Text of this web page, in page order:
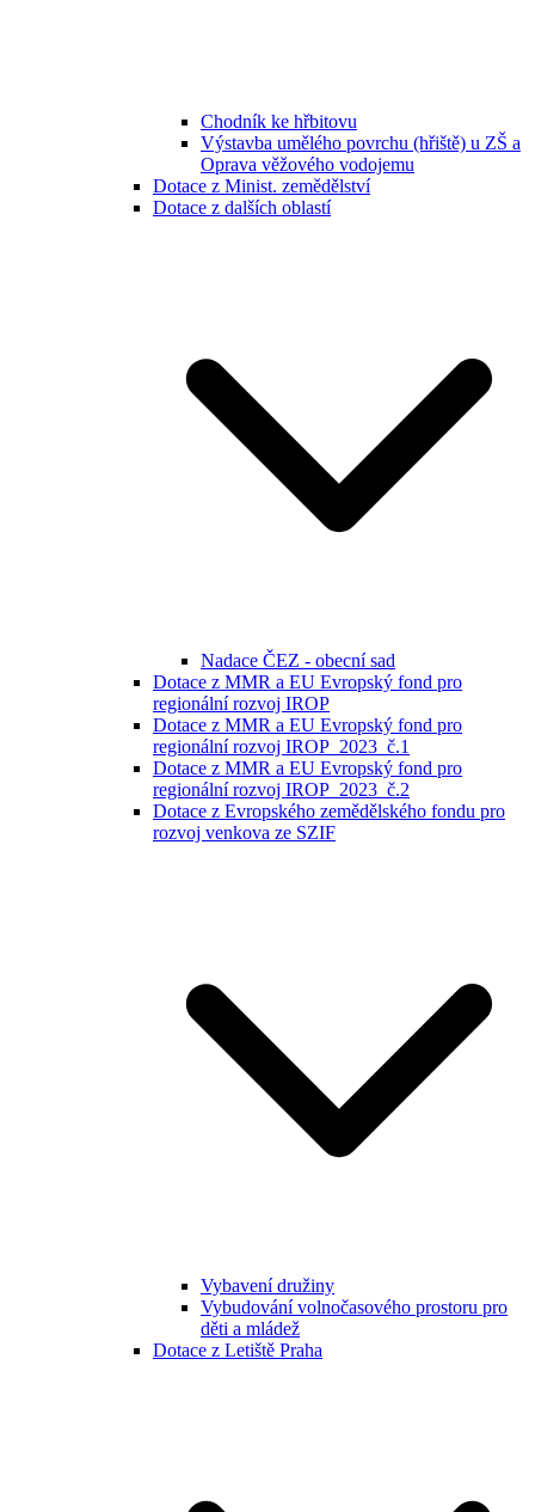
Chodník ke hřbitovu
Výstavba umělého povrchu (hřiště) u ZŠ a
Oprava věžového vodojemu
Dotace z Minist. zemědělství
Dotace z dalších oblastí
Nadace ČEZ - obecní sad
Dotace z MMR a EU Evropský fond pro
regionální rozvoj IROP
Dotace z MMR a EU Evropský fond pro
regionální rozvoj IROP_2023_č.1
Dotace z MMR a EU Evropský fond pro
regionální rozvoj IROP_2023_č.2
Dotace z Evropského zemědělského fondu pro
rozvoj venkova ze SZIF
Vybavení družiny
Vybudování volnočasového prostoru pro
děti a mládež
Dotace z Letiště Praha